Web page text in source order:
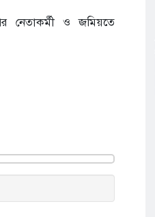
নেতাকর্মী ও জমিয়তে